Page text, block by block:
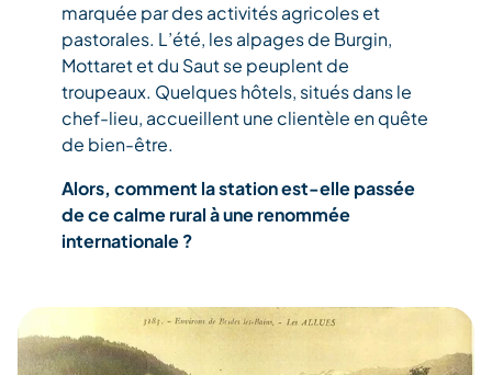
marquée par des activités agricoles et
pastorales. L’été, les alpages de Burgin,
Mottaret et du Saut se peuplent de
troupeaux. Quelques hôtels, situés dans le
chef-lieu, accueillent une clientèle en quête
de bien-être.
Alors, comment la station est-elle passée
de ce calme rural à une renommée
internationale ?